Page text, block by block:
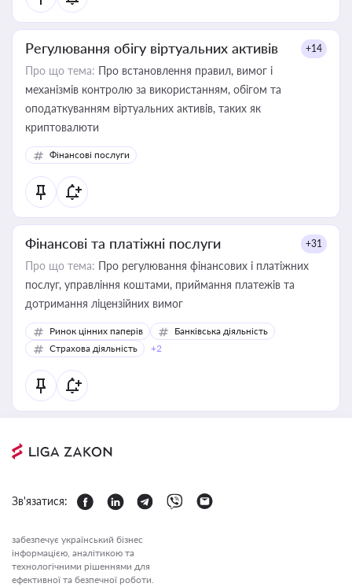
Регулювання обігу віртуальних активів +14
Про що тема: Про встановлення правил, вимог і
механізмів контролю за використанням, обігом та
оподаткуванням віртуальних активів, таких як
криптовалюти
Фінансові послуги
Фінансові та платіжні послуги +31
Про що тема: Про регулювання фінансових і платіжних
послуг, управління коштами, приймання платежів та
дотримання ліцензійних вимог
Ринок цінних паперів
Банківська діяльність
Страхова діяльність
+2
Зв'язатися:
забезпечує український бізнес
інформацією, аналітикою та
технологічними рішеннями для
ефективної та безпечної роботи.